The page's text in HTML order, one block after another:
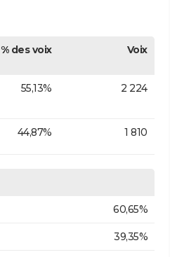
% des voix Voix
55,13% 2 224
44,87% 1 810
60,65%
39,35%